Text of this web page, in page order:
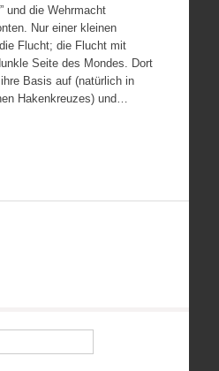
und die Wehrmacht
Nur einer kleinen
Flucht; die Flucht mit
Seite des Mondes. Dort
Basis auf (natürlich in
Hakenkreuzes) und…